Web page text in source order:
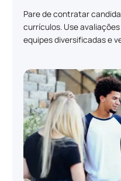
Pare de contratar
currículos. Use
equipes diversificadas e